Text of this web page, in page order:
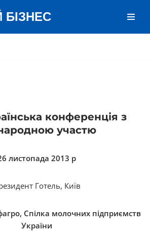
конференція з
участю
листопада 2013 р
Готель, Київ
Спілка молочних підприємств
України